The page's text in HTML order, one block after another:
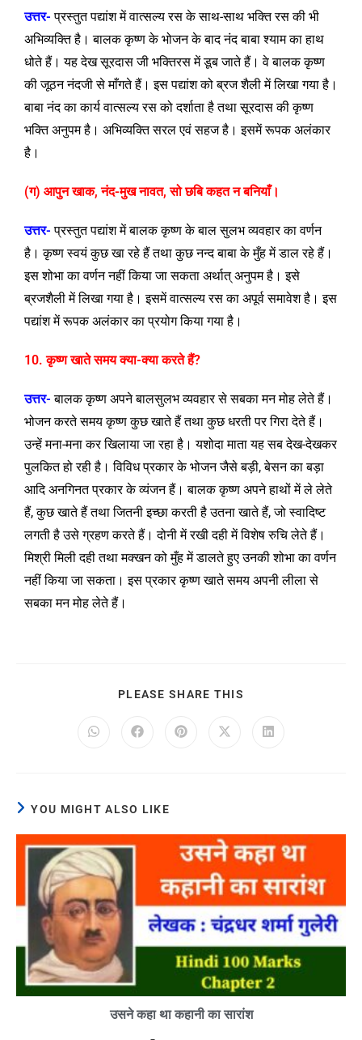
उत्तर- प्रस्तुत पद्यांश में वात्सल्य रस के साथ-साथ भक्ति रस की भी
अभिव्यक्ति है। बालक कृष्ण के भोजन के बाद नंद बाबा श्याम का हाथ
धोते हैं। यह देख सूरदास जी भक्तिरस में डूब जाते हैं। वे बालक कृष्ण
की जूठन नंदजी से माँगते हैं। इस पद्यांश को ब्रज शैली में लिखा गया है।
बाबा नंद का कार्य वात्सल्य रस को दर्शाता है तथा सूरदास की कृष्ण
भक्ति अनुपम है। अभिव्यक्ति सरल एवं सहज है। इसमें रूपक अलंकार
है।
(ग) आपुन खाक, नंद-मुख नावत, सो छबि कहत न बनियाँ।
उत्तर- प्रस्तुत पद्यांश में बालक कृष्ण के बाल सुलभ व्यवहार का वर्णन
है। कृष्ण स्वयं कुछ खा रहे हैं तथा कुछ नन्द बाबा के मुँह में डाल रहे हैं।
इस शोभा का वर्णन नहीं किया जा सकता अर्थात् अनुपम है। इसे
ब्रजशैली में लिखा गया है। इसमें वात्सल्य रस का अपूर्व समावेश है। इस
पद्यांश में रूपक अलंकार का प्रयोग किया गया है।
10. कृष्ण खाते समय क्या-क्या करते हैं?
उत्तर- बालक कृष्ण अपने बालसुलभ व्यवहार से सबका मन मोह लेते हैं।
भोजन करते समय कृष्ण कुछ खाते हैं तथा कुछ धरती पर गिरा देते हैं।
उन्हें मना-मना कर खिलाया जा रहा है। यशोदा माता यह सब देख-देखकर
पुलकित हो रही है। विविध प्रकार के भोजन जैसे बड़ी, बेसन का बड़ा
आदि अनगिनत प्रकार के व्यंजन हैं। बालक कृष्ण अपने हाथों में ले लेते
हैं, कुछ खाते हैं तथा जितनी इच्छा करती है उतना खाते हैं, जो स्वादिष्ट
लगती है उसे ग्रहण करते हैं। दोनी में रखी दही में विशेष रुचि लेते हैं।
मिश्री मिली दही तथा मक्खन को मुँह में डालते हुए उनकी शोभा का वर्णन
नहीं किया जा सकता। इस प्रकार कृष्ण खाते समय अपनी लीला से
सबका मन मोह लेते हैं।
PLEASE SHARE THIS
YOU MIGHT ALSO LIKE
उसने कहा था कहानी का सारांश